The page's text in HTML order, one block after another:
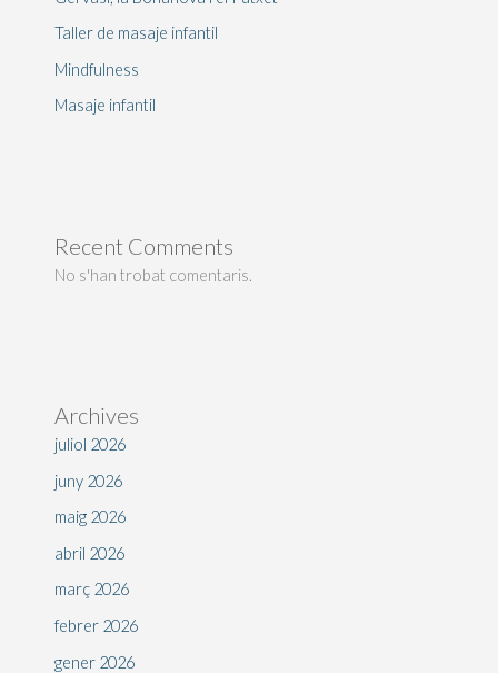
Taller de masaje infantil
Mindfulness
Masaje infantil
Recent Comments
No s'han trobat comentaris.
Archives
juliol 2026
juny 2026
maig 2026
abril 2026
març 2026
febrer 2026
gener 2026